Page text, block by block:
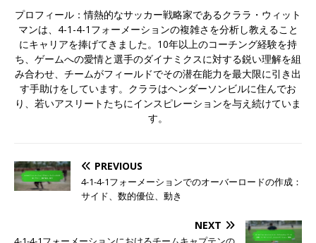
プロフィール：情熱的なサッカー戦略家であるクララ・ウィット
マンは、4-1-4-1フォーメーションの複雑さを分析し教えること
にキャリアを捧げてきました。10年以上のコーチング経験を持
ち、ゲームへの愛情と選手のダイナミクスに対する鋭い理解を組
み合わせ、チームがフィールドでその潜在能力を最大限に引き出
す手助けをしています。クララはヘンダーソンビルに住んでお
り、若いアスリートたちにインスピレーションを与え続けていま
す。
PREVIOUS
4-1-4-1フォーメーションでのオーバーロードの作成：
サイド、数的優位、動き
NEXT